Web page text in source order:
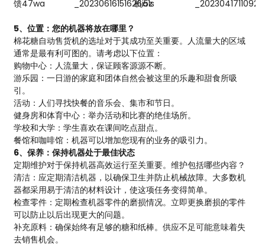
5、位置：您的机器将放在哪里？
棉花糖自动售货机的选址对于其成功至关重要。人流量大的区域
通常是最有利可图的。请考虑以下位置：
购物中心：人流量大，保证顾客源源不断。
游乐园：一日游的家庭和团体自然会被这里的乐趣和甜食所吸
引。
活动：人们寻找快餐的音乐会、集市和节日。
健身房和体育中心：举办活动和比赛的绝佳场所。
学校和大学：学生喜欢在课间吃点甜点。
餐馆和咖啡馆：机器可以增加您现有的业务的吸引力。
6、保养：保持机器处于最佳状态
定期维护对于保持机器高效运行至关重要。维护包括哪些内容？
清洁：应定期清洁机器，以确保卫生并防止机械故障。大多数机
器都采用易于清洁的材料设计，使这项任务变得简单。
检查零件：定期检查机器零件的磨损情况。立即更换磨损的零件
可以防止以后出现更大的问题。
补充原料：确保始终有足够的糖和纸棒。供应不足可能意味着失
去销售机会。